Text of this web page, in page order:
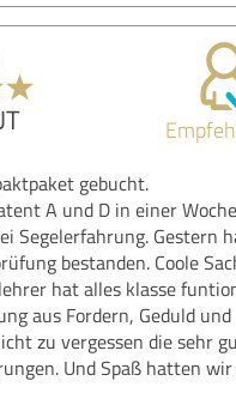
gebucht.
A und D in einer
Segelerfahrung. Gestern
bestanden. Coole
hat alles klasse
aus Fordern, Geduld und
zu vergessen die sehr
Und Spaß hatten wir